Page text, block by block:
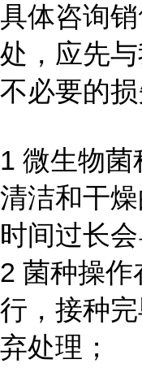
具体咨询
处，应先
不必要的损
1 微生物菌
清洁和干
时间过长
2 菌种操
行，接种
弃处理；